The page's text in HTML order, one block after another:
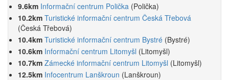
9.6km Informační centrum Polička (Polička)
10.2km Turistické informační centrum Česká Třebová
(Česká Třebová)
10.4km Turistické informační centrum Bystré (Bystré)
10.6km Informační centrum Litomyšl (Litomyšl)
10.7km Zámecké informační centrum Litomyšl (Litomyšl)
12.5km Infocentrum Lanškroun (Lanškroun)